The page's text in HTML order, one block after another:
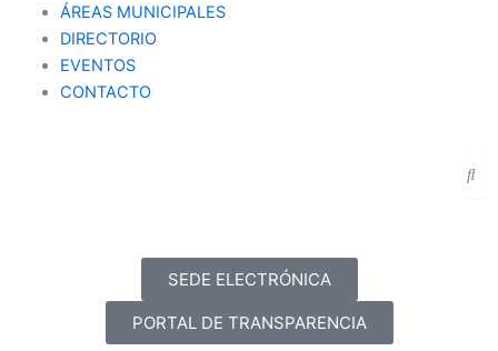
ÁREAS MUNICIPALES
DIRECTORIO
EVENTOS
CONTACTO
SEDE ELECTRÓNICA
PORTAL DE TRANSPARENCIA